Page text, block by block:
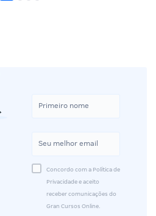
Concordo com a Política de
Privacidade e aceito
receber comunicações do
Gran Cursos Online.